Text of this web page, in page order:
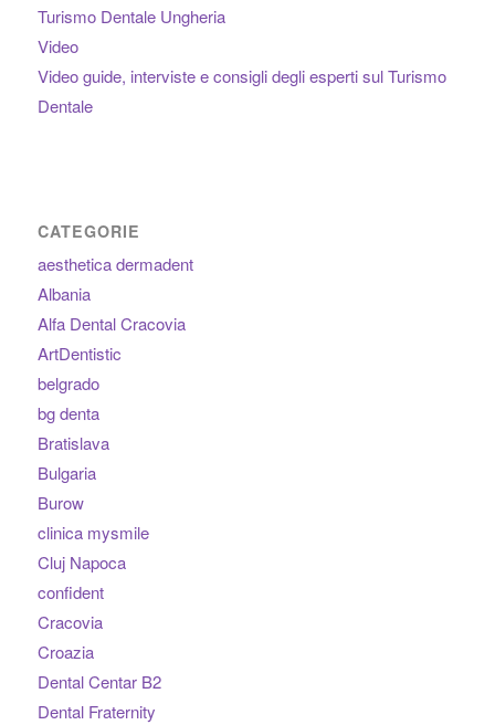
Turismo Dentale Ungheria
Video
Video guide, interviste e consigli degli esperti sul Turismo
Dentale
CATEGORIE
aesthetica dermadent
Albania
Alfa Dental Cracovia
ArtDentistic
belgrado
bg denta
Bratislava
Bulgaria
Burow
clinica mysmile
Cluj Napoca
confident
Cracovia
Croazia
Dental Centar B2
Dental Fraternity